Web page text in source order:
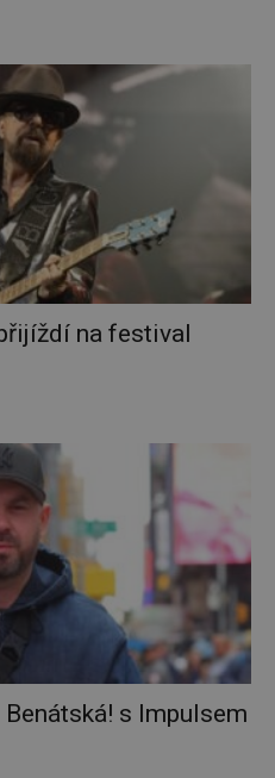
na festival
s Impulsem